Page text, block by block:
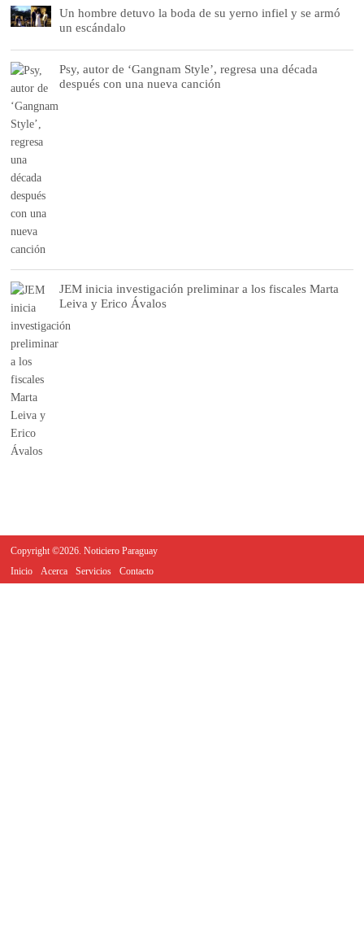
Un hombre detuvo la boda de su yerno infiel y se armó
un escándalo
Psy, autor de ‘Gangnam Style’, regresa una década
después con una nueva canción
JEM inicia investigación preliminar a los fiscales Marta
Leiva y Erico Ávalos
Copyright ©2026. Noticiero Paraguay
Inicio
Acerca Servicios Contacto